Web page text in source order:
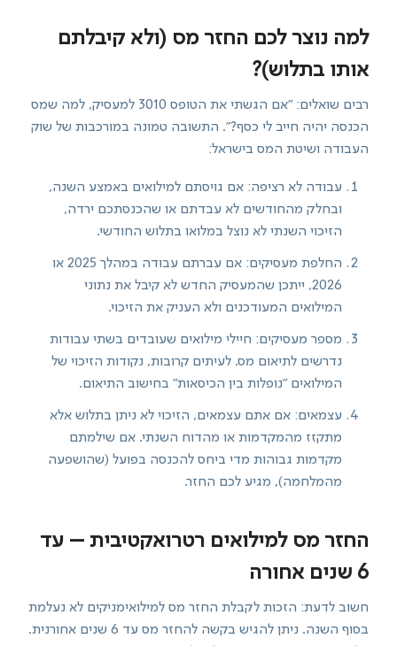
למה נוצר לכם החזר מס (ולא קיבלתם
אותו בתלוש)?
רבים שואלים: "אם הגשתי את הטופס 3010 למעסיק, למה שמס
הכנסה יהיה חייב לי כסף?". התשובה טמונה במורכבות של שוק
העבודה ושיטת המס בישראל:
עבודה לא רציפה: אם גויסתם למילואים באמצע השנה,
ובחלק מהחודשים לא עבדתם או שהכנסתכם ירדה,
הזיכוי השנתי לא נוצל במלואו בתלוש החודשי.
החלפת מעסיקים: אם עברתם עבודה במהלך 2025 או
2026, ייתכן שהמעסיק החדש לא קיבל את נתוני
המילואים המעודכנים ולא העניק את הזיכוי.
מספר מעסיקים: חיילי מילואים שעובדים בשתי עבודות
נדרשים לתיאום מס. לעיתים קרובות, נקודות הזיכוי של
המילואים "נופלות בין הכיסאות" בחישוב התיאום.
עצמאים: אם אתם עצמאים, הזיכוי לא ניתן בתלוש אלא
מתקזז מהמקדמות או מהדוח השנתי. אם שילמתם
מקדמות גבוהות מדי ביחס להכנסה בפועל (שהושפעה
מהמלחמה), מגיע לכם החזר.
החזר מס למילואים רטרואקטיבית – עד
6 שנים אחורה
חשוב לדעת: הזכות לקבלת החזר מס למילואימניקים לא נעלמת
בסוף השנה. ניתן להגיש בקשה להחזר מס עד 6 שנים אחורנית.